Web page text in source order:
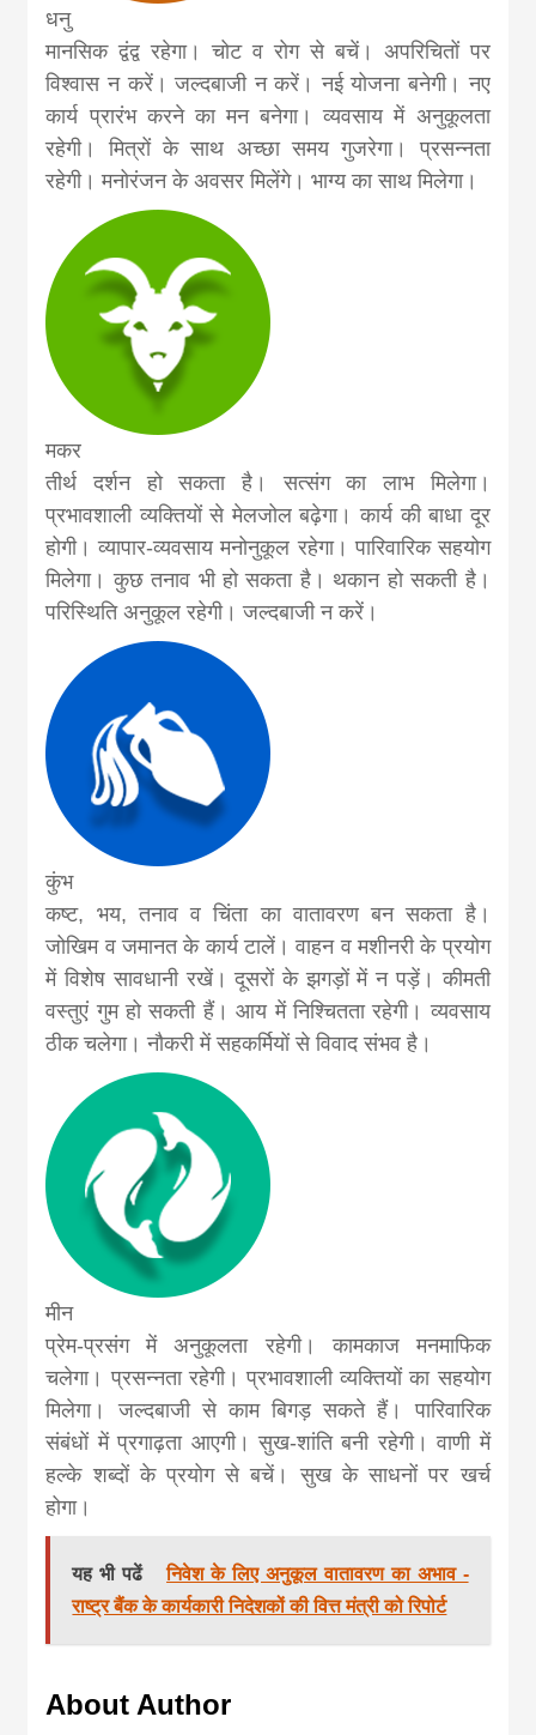
धनु
मानसिक द्वंद्व रहेगा। चोट व रोग से बचें। अपरिचितों पर
विश्वास न करें। जल्दबाजी न करें। नई योजना बनेगी। नए
कार्य प्रारंभ करने का मन बनेगा। व्यवसाय में अनुकूलता
रहेगी। मित्रों के साथ अच्‍छा समय गुजरेगा। प्रसन्नता
रहेगी। मनोरंजन के अवसर मिलेंगे। भाग्य का साथ मिलेगा।
मकर
तीर्थ दर्शन हो सकता है। सत्संग का लाभ मिलेगा।
प्रभावशाली व्यक्तियों से मेलजोल बढ़ेगा। कार्य की बाधा दूर
होगी। व्यापार-व्यवसाय मनोनुकूल रहेगा। पारिवारिक सहयोग
मिलेगा। कुछ तनाव भी हो सकता है। थकान हो सकती है।
परिस्थिति अनुकूल रहेगी। जल्दबाजी न करें।
कुंभ
कष्ट, भय, तनाव व चिंता का वातावरण बन सकता है।
जोखिम व जमानत के कार्य टालें। वाहन व मशीनरी के प्रयोग
में विशेष सावधानी रखें। दूसरों के झगड़ों में न पड़ें। कीमती
वस्तुएं गुम हो सकती हैं। आय में निश्चितता रहेगी। व्यवसाय
ठीक चलेगा। नौकरी में सह‍कर्मियों से विवाद संभव है।
मीन
प्रेम-प्रसंग में अनुकूलता रहेगी। कामकाज मनमाफिक
चलेगा। प्रसन्नता रहेगी। प्रभावशाली व्यक्तियों का सहयोग
मिलेगा। जल्दबाजी से का‍म बिगड़ सकते हैं। पारिवारिक
संबंधों में प्रगाढ़ता आएगी। सुख-शांति बनी रहेगी। वाणी में
हल्के शब्दों के प्रयोग से बचें। सुख के साधनों पर खर्च
होगा।
यह भी पढें
निवेश के लिए अनुकूल वातावरण का अभाव -
राष्ट्र बैंक के कार्यकारी निदेशकों की वित्त मंत्री को रिपोर्ट
About Author